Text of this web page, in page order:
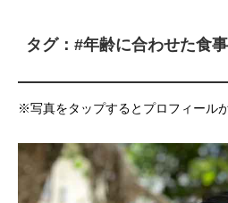
タグ：#年齢に合わせた食事
※写真をタップするとプロフィール